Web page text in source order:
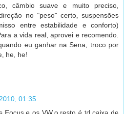
câmbio suave e muito preciso,
no "peso" certo, suspensões
entre estabilidade e conforto)
a vida real, aprovei e recomendo.
eu ganhar na Sena, troco por
he, he!
01:35
Focus e os VW,o resto é td caixa de